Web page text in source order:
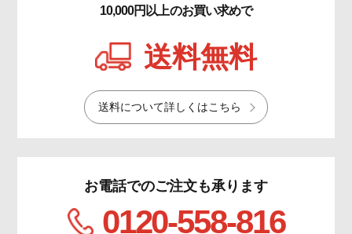
10,000円以上のお買い求めで
送料無料
送料について詳しくはこちら
お電話でのご注文も承ります
0120-558-816